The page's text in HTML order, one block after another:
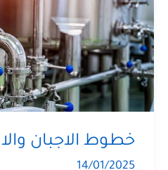
خطوط الاجبان
14/01/2025